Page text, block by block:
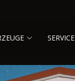
SERVICE